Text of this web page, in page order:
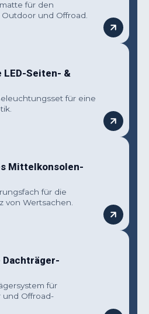
für den
Outdoor und Offroad.
LED-Seiten- &
für eine
Mittelkonsolen-
für die
von Wertsachen.
für
und Offroad-